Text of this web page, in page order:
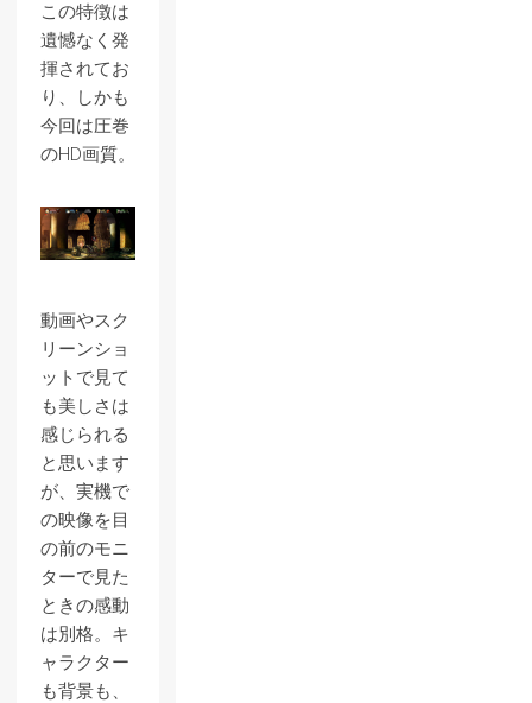
この特徴は
遺憾なく発
揮されてお
り、しかも
今回は圧巻
のHD画質。
動画やスク
リーンショ
ットで見て
も美しさは
感じられる
と思います
が、実機で
の映像を目
の前のモニ
ターで見た
ときの感動
は別格。キ
ャラクター
も背景も、